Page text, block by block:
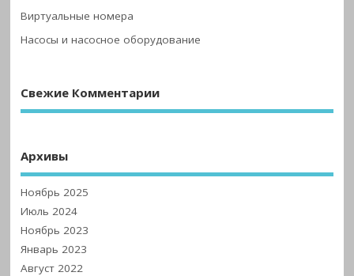
Виртуальные номера
Насосы и насосное оборудование
Свежие Комментарии
Архивы
Ноябрь 2025
Июль 2024
Ноябрь 2023
Январь 2023
Август 2022